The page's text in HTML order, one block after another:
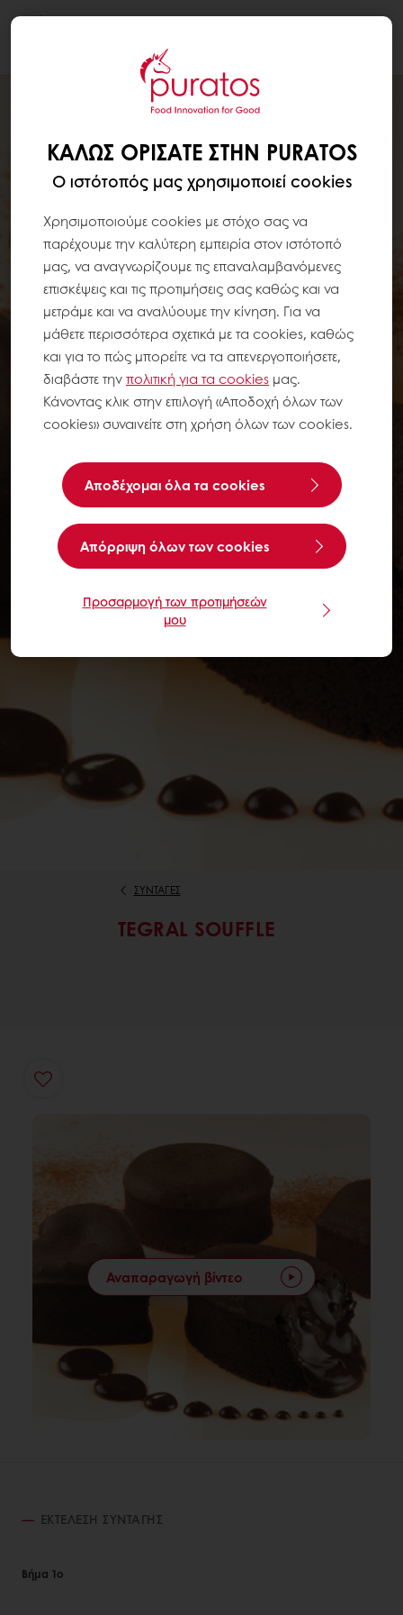
ΣΥΝΤΑΓΕΣ
TEGRAL SOUFFLE
Αναπαραγωγή βίντεο
ΕΚΤΈΛΕΣΗ ΣΥΝΤΑΓΉΣ
Βήμα 1ο
ΚΑΛΏΣ ΟΡΊΣΑΤΕ ΣΤΗΝ PURATOS
Ο ιστότοπός μας χρησιμοποιεί cookies
Χρησιμοποιούμε cookies με στόχο σας να
παρέχουμε την καλύτερη εμπειρία στον ιστότοπό
μας, να αναγνωρίζουμε τις επαναλαμβανόμενες
επισκέψεις και τις προτιμήσεις σας καθώς και να
μετράμε και να αναλύουμε την κίνηση. Για να
μάθετε περισσότερα σχετικά με τα cookies, καθώς
και για το πώς μπορείτε να τα απενεργοποιήσετε,
διαβάστε τηνπολιτική για τα cookies μας.
Κάνοντας κλικ στην επιλογή «Αποδοχή όλων των
cookies» συναινείτε στη χρήση όλων των cookies.
Αποδέχομαι όλα τα cookies
Aπόρριψη όλων των cookies
Προσαρμογή των προτιμήσεών
μου